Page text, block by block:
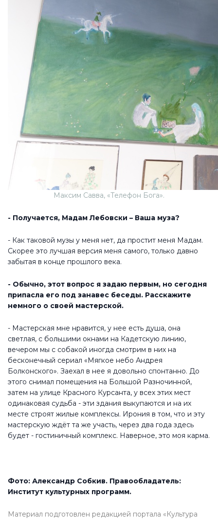
Максим Савва, «Телефон Бога».
- Получается, Мадам Лебовски – Ваша муза?
- Как таковой музы у меня нет, да простит меня Мадам.
Скорее это лучшая версия меня самого, только давно
забытая в конце прошлого века.
- Обычно, этот вопрос я задаю первым, но сегодня
припасла его под занавес беседы. Расскажите
немного о своей мастерской.
- Мастерская мне нравится, у нее есть душа, она
светлая, с большими окнами на Кадетскую линию,
вечером мы с собакой иногда смотрим в них на
бесконечный сериал «Мягкое небо Андрея
Болконского». Заехал в нее я довольно спонтанно. До
этого снимал помещения на Большой Разночинной,
затем на улице Красного Курсанта, у всех этих мест
одинаковая судьба - эти здания выкупаются и на их
месте строят жилые комплексы. Ирония в том, что и эту
мастерскую ждёт та же участь, через два года здесь
будет - гостиничный комплекс. Наверное, это моя карма.
Фото: Александр Собкив. Правообладатель:
Институт культурных программ.
Материал подготовлен редакцией портала «Культура